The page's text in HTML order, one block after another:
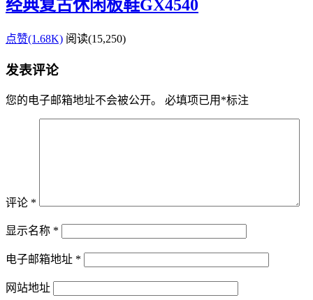
经典复古休闲板鞋GX4540
点赞(1.68K) 阅读(15,250)
发表评论
您的电子邮箱地址不会被公开。 必填项已用 *标注
评论 *
显示名称 *
电子邮箱地址 *
网站地址